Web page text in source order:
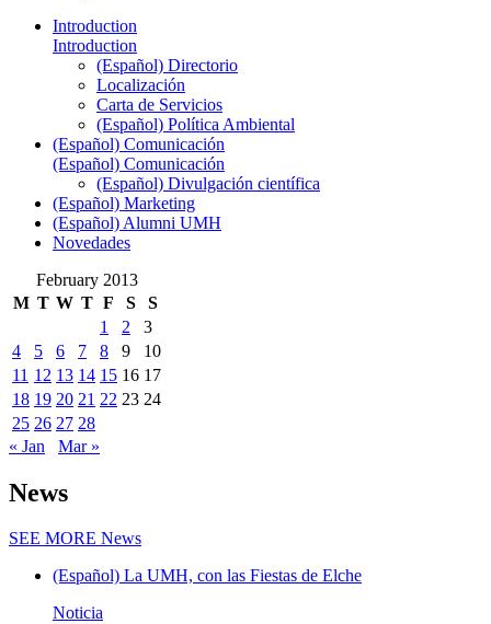
Introduction
Introduction
(Español) Directorio
Localización
Carta de Servicios
(Español) Política Ambiental
(Español) Comunicación
(Español) Comunicación
(Español) Divulgación científica
(Español) Marketing
(Español) Alumni UMH
Novedades
February 2013
M T W T F S
S
1
2
3
4
5 6 7 8 9
10
11 12 13 14 15 16 17
18 19 20 21 22 23 24
25 26 27 28
« Jan
Mar »
News
SEE MORE News
(Español) La UMH, con las Fiestas de Elche
Noticia